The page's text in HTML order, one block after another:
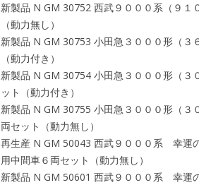
新製品 N GM 30752 西武９０００系（９
（動力無し）
新製品 N GM 30753 小田急３０００形（
（動力付き）
新製品 N GM 30754 小田急３０００形（
ット（動力付き）
新製品 N GM 30755 小田急３０００形（
両セット（動力無し）
再生産 N GM 50043 西武９０００系 幸
用中間車６両セット（動力無し）
新製品 N GM 50601 西武９０００系 幸